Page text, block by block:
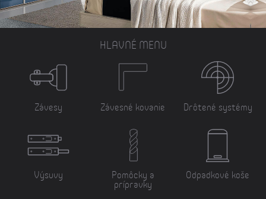
HLAVNÉ MENU
Závesy
Výsuvy
Závesné kovanie
Pomôcky a
prípravky
Drôtené systémy
Odpadkové koše